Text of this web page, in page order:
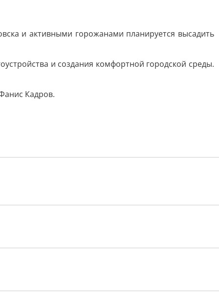
и активными горожанами планируется высадить
и создания комфортной городской среды.
Кадров.